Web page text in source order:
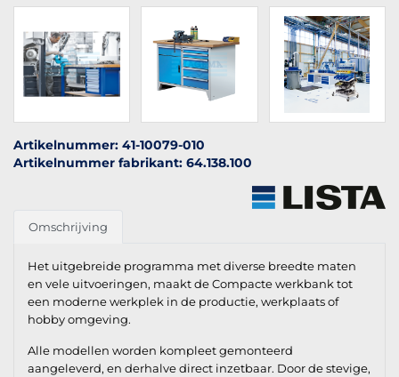
Artikelnummer: 41-10079-010
Artikelnummer fabrikant: 64.138.100
Omschrijving
Het uitgebreide programma met diverse breedte maten
en vele uitvoeringen, maakt de Compacte werkbank tot
een moderne werkplek in de productie, werkplaats of
hobby omgeving.
Alle modellen worden kompleet gemonteerd
aangeleverd, en derhalve direct inzetbaar. Door de stevige,